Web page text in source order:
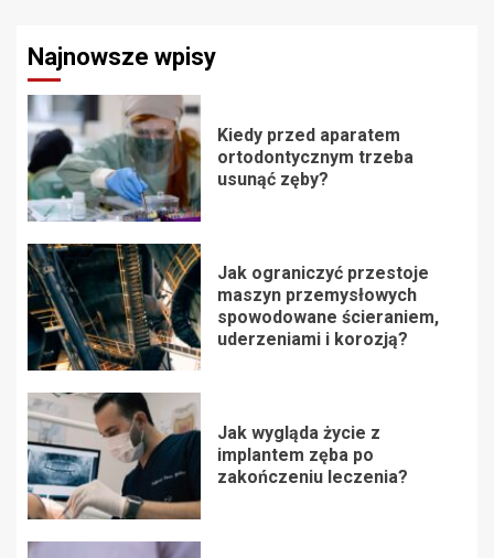
Najnowsze wpisy
Kiedy przed aparatem
ortodontycznym trzeba
usunąć zęby?
Jak ograniczyć przestoje
maszyn przemysłowych
spowodowane ścieraniem,
uderzeniami i korozją?
Jak wygląda życie z
implantem zęba po
zakończeniu leczenia?